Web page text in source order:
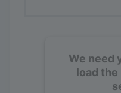
We need
load